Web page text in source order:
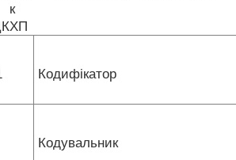
к
Кодифікатор
Кодувальник